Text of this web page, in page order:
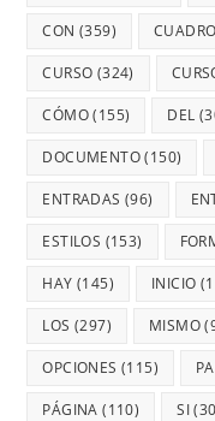
CON (359) CUADRO
CURSO (324)
CÓMO(155) DEL
DOCUMENTO(150)
ENTRADAS (96)
ESTILOS (153)
HAY (145) INICIO
LOS (297) MISMO
OPCIONES (115)
PÁGINA (110) SI